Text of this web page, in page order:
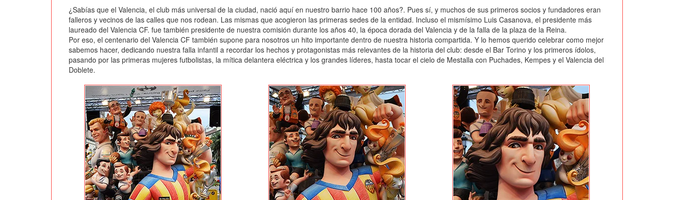
¿Sabías que el Valencia, el club más universal de la ciudad, nació aquí en nuestro barrio hace 100 años?. Pues sí, y muchos de sus primeros socios y fundadores eran
falleros y vecinos de las calles que nos rodean. Las mismas que acogieron las primeras sedes de la entidad. Incluso el mismísimo Luis Casanova, el presidente más
laureado del Valencia CF. fue también presidente de nuestra comisión durante los años 40, la época dorada del Valencia y de la falla de la plaza de la Reina.
Por eso, el centenario del Valencia CF también supone para nosotros un hito importante dentro de nuestra historia compartida. Y lo hemos querido celebrar como mejor
sabemos hacer, dedicando nuestra falla infantil a recordar los hechos y protagonistas más relevantes de la historia del club: desde el Bar Torino y los primeros ídolos,
pasando por las primeras mujeres futbolistas, la mítica delantera eléctrica y los grandes líderes, hasta tocar el cielo de Mestalla con Puchades, Kempes y el Valencia del
Doblete.